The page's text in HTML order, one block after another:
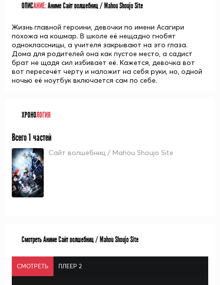
ОПИСАНИЕ:Аниме Сайт волшебниц / Mahou Shoujo Site
Жизнь главной героини, девочки по имени Асагири
похожа на кошмар. В школе её нещадно гнобят
одноклассницы, а учителя закрывают на это глаза.
Дома для родителей она как пустое место, а садист
брат не щадя сил избивает её. Кажется, девочка вот
вот пересечёт черту и наложит на себя руки, но, одной
ночью её ноутбук включается сам по себе.
ХРОНОЛОГИЯ
Всего 1 частей
Сайт волшебниц / Mahou Shoujo Site
Смотреть Аниме Сайт волшебниц / Mahou Shoujo Site
СМОТРЕТЬ ПЛЕЕР 2